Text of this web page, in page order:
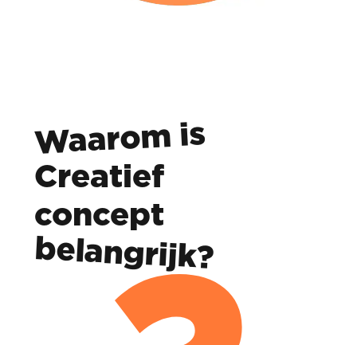
Waarom is
Creatief
concept
belangrijk?